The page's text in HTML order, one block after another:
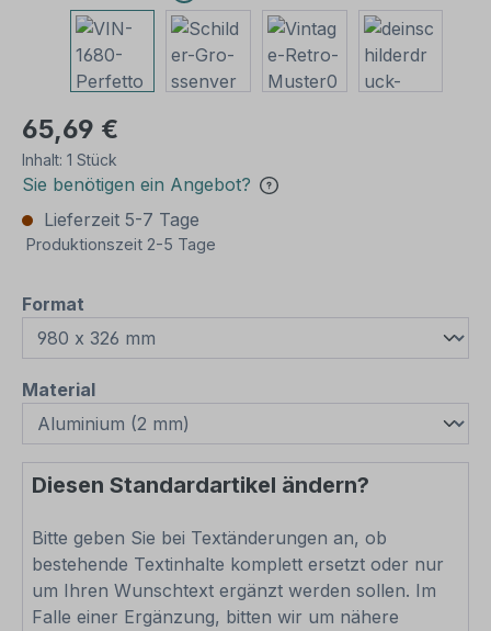
65,69 €
Inhalt: 1 Stück
Sie benötigen ein Angebot?
Lieferzeit 5-7 Tage
Produktionszeit 2-5 Tage
Format
Materialauswählen
Diesen Standardartikel ändern?
Bitte geben Sie bei Textänderungen an, ob
bestehende Textinhalte komplett ersetzt oder nur
um Ihren Wunschtext ergänzt werden sollen. Im
Falle einer Ergänzung, bitten wir um nähere